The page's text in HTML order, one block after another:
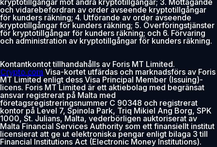
och vidarebefordran av order avseende kryptotillgångar
för kunders räkning; 4. Utförande av order avseende
kryptotillgångar för kunders räkning; 5. Överföringstjänster
för kryptotillgångar för kunders räkning; och 6. Förvaring
och administration av kryptotillgångar för kunders räkning.
Kontantkontot tillhandahålls av Foris MT Limited.
Crypto.com Visa-kortet utfärdas och marknadsförs av Foris
MT Limited enligt dess Visa Principal Member (Issuing)-
licens. Foris MT Limited är ett aktiebolag med begränsat
ansvar registrerat på Malta med
företagsregistreringsnummer C 90348 och registrerat
kontor på Level 7, Spinola Park, Triq Mikiel Ang Borg, SPK
1000, St. Julians, Malta, vederbörligen auktoriserat av
Malta Financial Services Authority som ett finansiellt institut
licensierat att ge ut elektroniska pengar enligt bilaga 3 till
Financial Institutions Act (Electronic Money Institutions).